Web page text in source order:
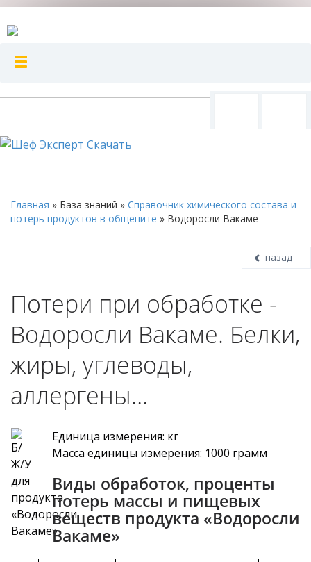
Главная » База знаний » Справочник химического состава и
потерь продуктов в общепите » Водоросли Вакаме
назад
Потери при обработке -
Водоросли Вакаме. Белки,
жиры, углеводы,
аллергены…
Единица измерения: кг
Масса единицы измерения: 1000 грамм
Виды обработок, проценты
потерь массы и пищевых
веществ продукта «Водоросли
Вакаме»